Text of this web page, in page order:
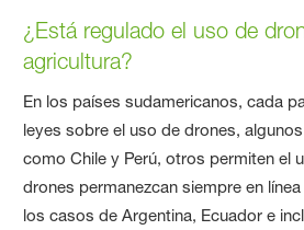
¿Está regulado el uso de
agricultura?
En los países sudamericanos, cada
leyes sobre el uso de drones,
como Chile y Perú, otros permiten el
drones permanezcan siempre en
los casos de Argentina, Ecuador e